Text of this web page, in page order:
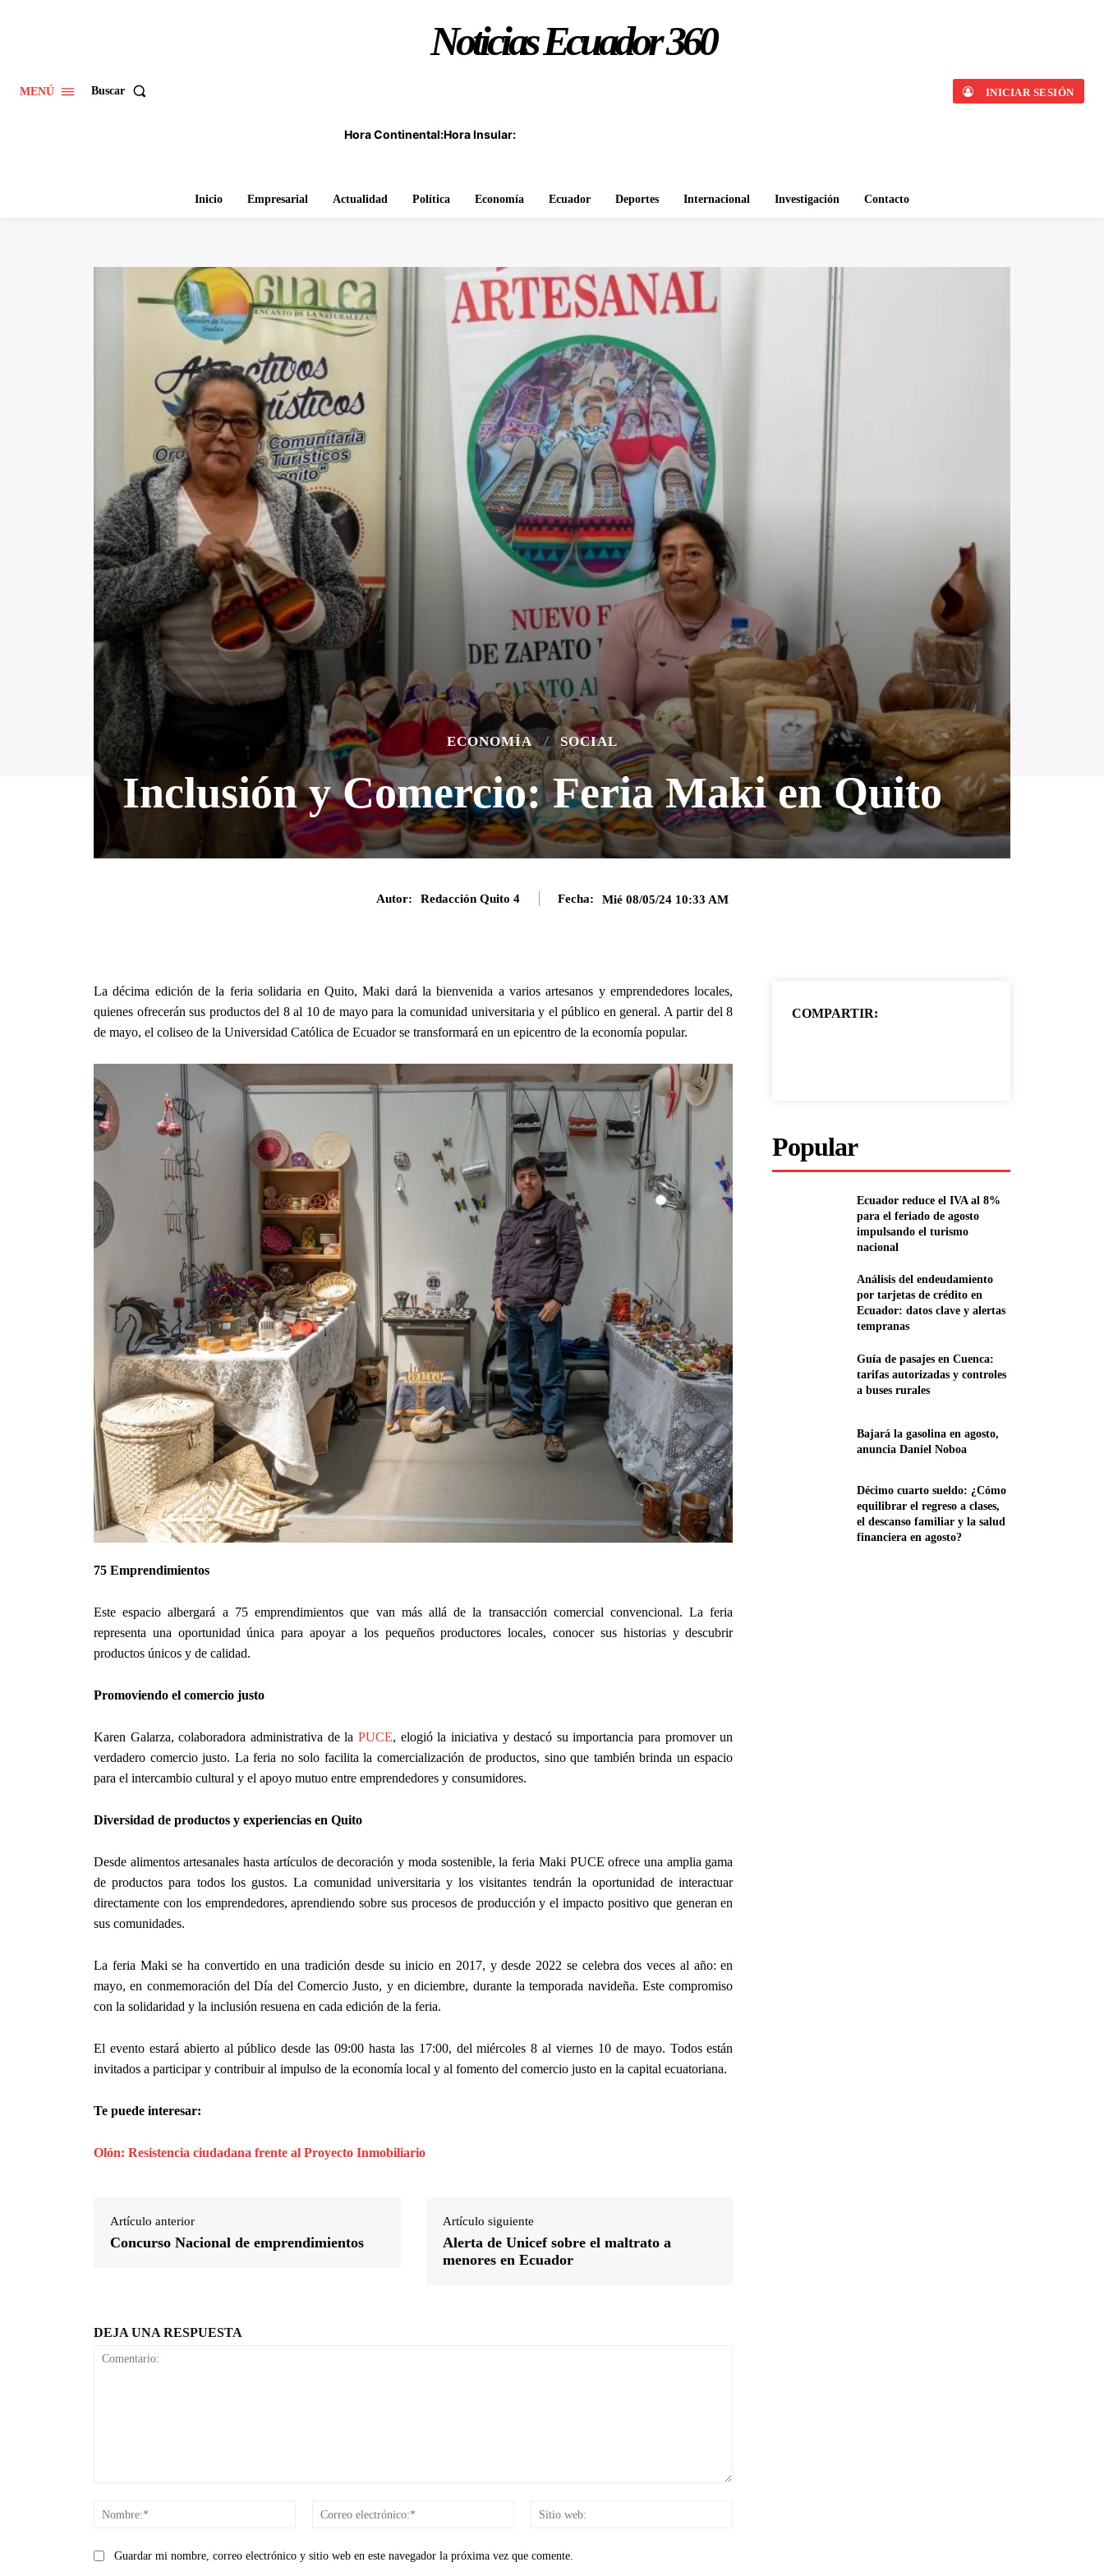
MENÚ Buscar
Noticias Ecuador 360
Hora Continental:Hora Insular:
INICIAR SESIÓN
Inicio Empresarial Actualidad Política Economía Ecuador Deportes Internacional Investigación Contacto
ECONOMÍA SOCIAL
Inclusión y Comercio: Feria Maki en Quito
Autor: Redacción Quito 4 Fecha: Mié 08/05/24 10:33 AM
La décima edición de la feria solidaria en Quito, Maki dará la bienvenida a varios artesanos y emprendedores locales,
quienes ofrecerán sus productos del 8 al 10 de mayo para la comunidad universitaria y el público en general. A partir del 8
de mayo, el coliseo de la Universidad Católica de Ecuador se transformará en un epicentro de la economía popular.
75 Emprendimientos
Este espacio albergará a 75 emprendimientos que van más allá de la transacción comercial convencional. La feria
representa una oportunidad única para apoyar a los pequeños productores locales, conocer sus historias y descubrir
productos únicos y de calidad.
Promoviendo el comercio justo
Karen Galarza, colaboradora administrativa de la PUCE, elogió la iniciativa y destacó su importancia para promover un
verdadero comercio justo. La feria no solo facilita la comercialización de productos, sino que también brinda un espacio
para el intercambio cultural y el apoyo mutuo entre emprendedores y consumidores.
Diversidad de productos y experiencias en Quito
Desde alimentos artesanales hasta artículos de decoración y moda sostenible, la feria Maki PUCE ofrece una amplia gama
de productos para todos los gustos. La comunidad universitaria y los visitantes tendrán la oportunidad de interactuar
directamente con los emprendedores, aprendiendo sobre sus procesos de producción y el impacto positivo que generan en
sus comunidades.
La feria Maki se ha convertido en una tradición desde su inicio en 2017, y desde 2022 se celebra dos veces al año: en
mayo, en conmemoración del Día del Comercio Justo, y en diciembre, durante la temporada navideña. Este compromiso
con la solidaridad y la inclusión resuena en cada edición de la feria.
El evento estará abierto al público desde las 09:00 hasta las 17:00, del miércoles 8 al viernes 10 de mayo. Todos están
invitados a participar y contribuir al impulso de la economía local y al fomento del comercio justo en la capital ecuatoriana.
Te puede interesar:
Olón: Resistencia ciudadana frente al Proyecto Inmobiliario
Artículo anterior
Concurso Nacional de emprendimientos
Artículo siguiente
Alerta de Unicef sobre el maltrato a
menores en Ecuador
DEJA UNA RESPUESTA
Nombre:*
Correo
Guardar mi nombre, correo electrónico y sitio web en este navegador la próxima vez que comente.
COMPARTIR:
Popular
Ecuador reduce el IVA al 8%
para el feriado de agosto
impulsando el turismo
nacional
Análisis del endeudamiento
por tarjetas de crédito en
Ecuador: datos clave y alertas
tempranas
Guía de pasajes en Cuenca:
tarifas autorizadas y controles
a buses rurales
Bajará la gasolina en agosto,
anuncia Daniel Noboa
Décimo cuarto sueldo: ¿Cómo
equilibrar el regreso a clases,
el descanso familiar y la salud
financiera en agosto?